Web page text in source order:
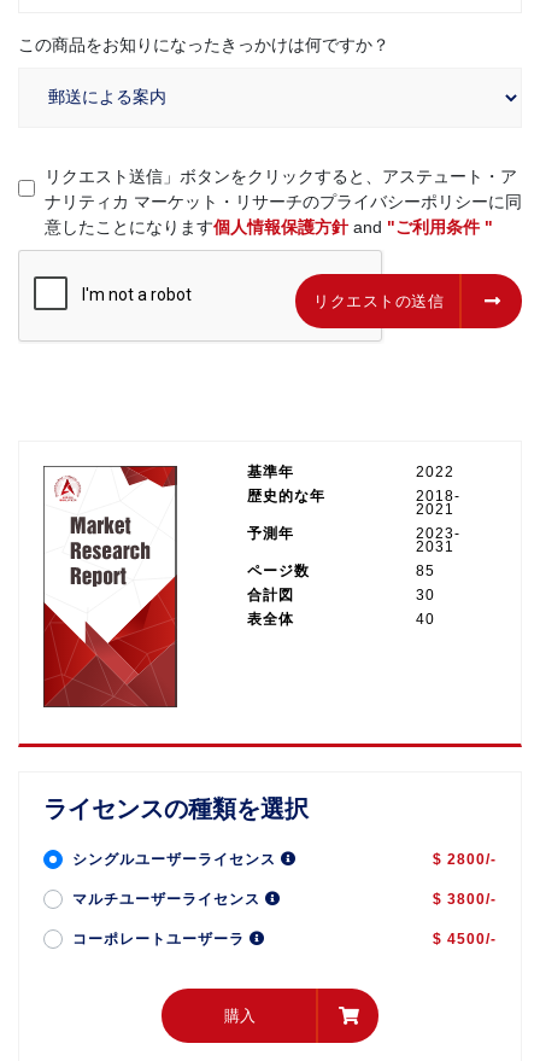
この商品をお知りになったきっかけは何ですか？
リクエスト送信」ボタンをクリックすると、アステュート・ア
ナリティカ マーケット・リサーチのプライバシーポリシーに同
意したことになります個人情報保護方針and "ご利用条件 "
リクエストの送信 リクエストの送信
基準年
2022
歴史的な年
2018-
2021
予測年
2023-
2031
ページ数
85
合計図
30
表全体
40
ライセンスの種類を選択
シングルユーザーライセンス $ 2800/-
マルチユーザーライセンス $ 3800/-
コーポレートユーザーラ $ 4500/-
購入